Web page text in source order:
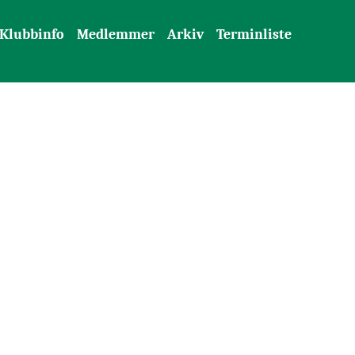
Klubbinfo Medlemmer Arkiv Terminliste